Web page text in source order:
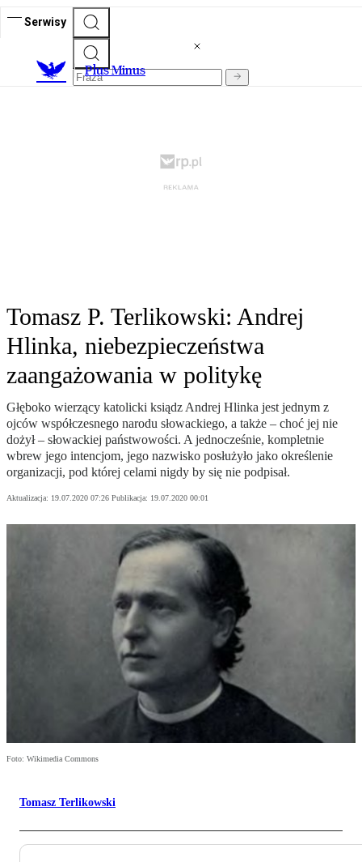
Serwisy
Plus Minus
Tomasz P. Terlikowski: Andrej
Hlinka, niebezpieczeństwa
zaangażowania w politykę
Głęboko wierzący katolicki ksiądz Andrej Hlinka jest jednym z
ojców współczesnego narodu słowackiego, a także – choć jej nie
dożył – słowackiej państwowości. A jednocześnie, kompletnie
wbrew jego intencjom, jego nazwisko posłużyło jako określenie
organizacji, pod której celami nigdy by się nie podpisał.
Aktualizacja: 19.07.2020 07:26 Publikacja: 19.07.2020 00:01
Foto: Wikimedia Commons
Tomasz Terlikowski